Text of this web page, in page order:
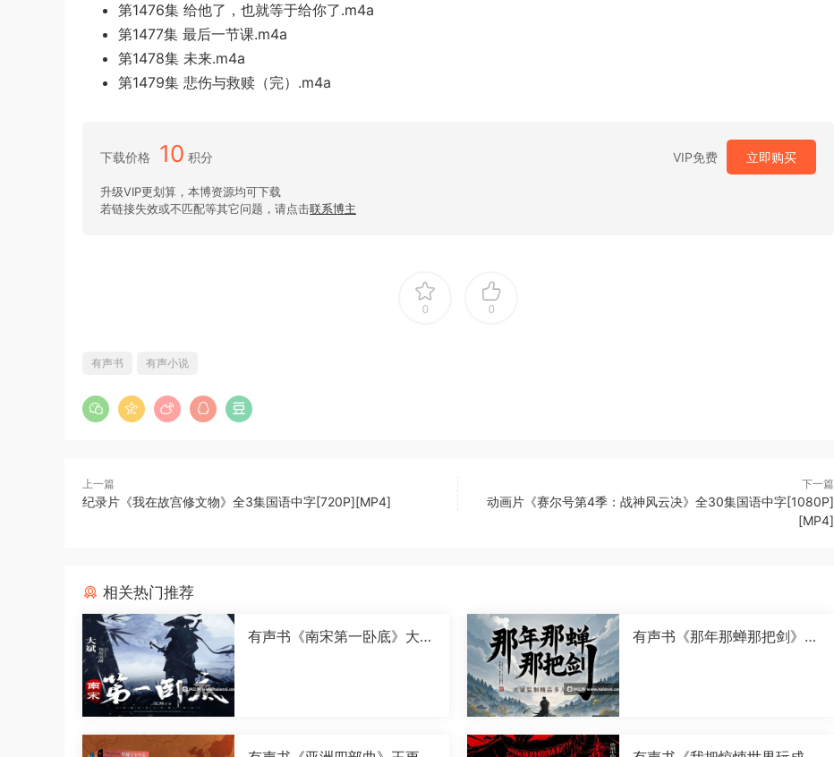
第1476集 给他了，也就等于给你了.m4a
第1477集 最后一节课.m4a
第1478集 未来.m4a
第1479集 悲伤与救赎（完）.m4a
下载价格 10 积分 VIP免费 立即购买
升级VIP更划算，本博资源均可下载
若链接失效或不匹配等其它问题，请点击联系博主
0 0
有声书 有声小说
上一篇
纪录片《我在故宫修文物》全3集国语中字[720P][MP4]
下一篇
动画片《赛尔号第4季：战神风云决》全30集国语中字[1080P]
[MP4]
相关热门推荐
有声书《南宋第一卧底》大斌
有声书《那年那蝉那把剑》大